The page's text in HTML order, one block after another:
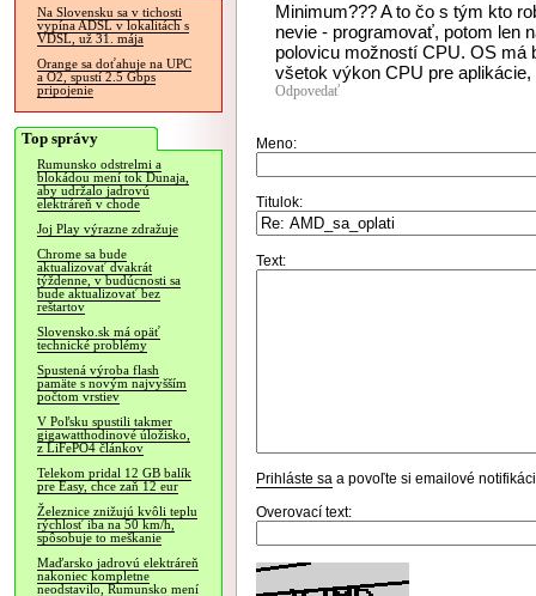
Na Slovensku sa v tichosti
vypína ADSL v lokalitách s
VDSL, už 31. mája
Orange sa doťahuje na UPC
a O2, spustí 2.5 Gbps
pripojenie
Top správy
Rumunsko odstrelmi a
blokádou mení tok Dunaja,
aby udržalo jadrovú
elektráreň v chode
Joj Play výrazne zdražuje
Chrome sa bude
aktualizovať dvakrát
týždenne, v budúcnosti sa
bude aktualizovať bez
reštartov
Slovensko.sk má opäť
technické problémy
Spustená výroba flash
pamäte s novým najvyšším
počtom vrstiev
V Poľsku spustili takmer
gigawatthodinové úložisko,
z LiFePO4 článkov
Telekom pridal 12 GB balík
pre Easy, chce zaň 12 eur
Železnice znižujú kvôli teplu
rýchlosť iba na 50 km/h,
spôsobuje to meškanie
Maďarsko jadrovú elektráreň
nakoniec kompletne
neodstavilo, Rumunsko mení
Minimum??? A to čo s tým kto
nevie - programovať, potom len
polovicu možností CPU. OS
všetok výkon CPU pre
Odpovedať
Meno:
Titulok:
Text:
Prihláste sa a povoľte si emailové
Overovací text: